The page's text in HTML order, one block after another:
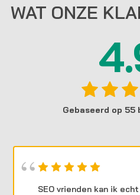
WAT ONZE
Gebaseerd op 55
SEO vrienden kan ik